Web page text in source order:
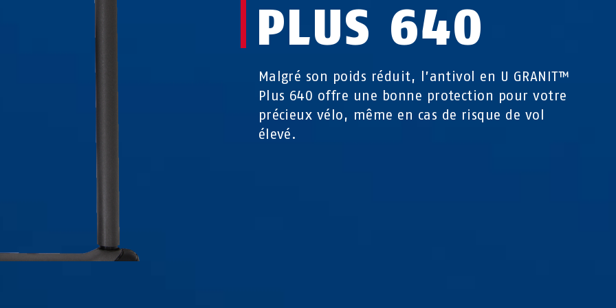
PLUS 640
Malgré son poids réduit, l’antivol en U GRANIT™
Plus 640 offre une bonne protection pour votre
précieux vélo, même en cas de risque de vol
élevé.